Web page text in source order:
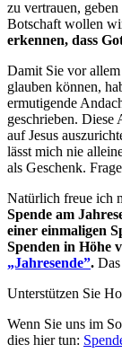
zu vertrauen,
Botschaft wollen
erkennen, dass
Damit Sie vor
glauben können,
ermutigende
geschrieben. Diese
auf Jesus
lässt mich nie
als Geschenk.
Natürlich freue ich
Spende am
einer einmaligen
Spenden in Höhe
„Jahresende”.
Unterstützen Sie
Wenn Sie uns im
dies hier tun: